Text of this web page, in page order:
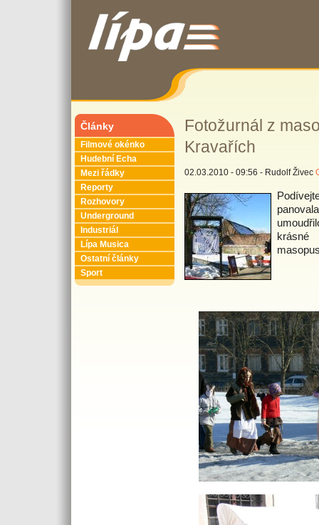
Fotožurnál z
Kravařích
02.03.2010 - 09:56 - Rudolf Živec
Články
Filmové okénko
Hudební Echa
Mezi řádky
Reporty
Rozhovory
Underground
Industriál
Lípa Musica
Ostatní články
Sport